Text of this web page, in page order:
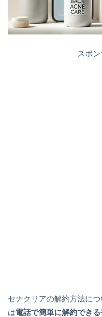
スポ
セナクリアの解約方法に
は電話で簡単に解約でき